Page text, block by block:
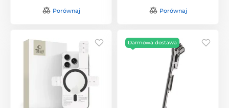
Porównaj Porównaj
Darmowa dostawa